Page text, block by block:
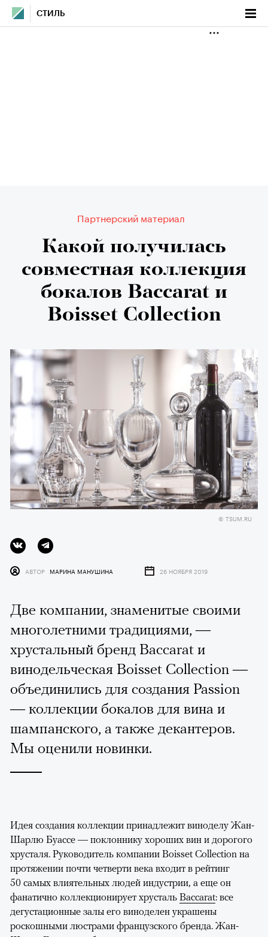
СТИЛЬ
Партнерский материал
Какой получилась
совместная коллекция
бокалов Baccarat и
Boisset Collection
© TSUM.RU
АВТОР МАРИНА МАНУШИНА 26 НОЯБРЯ 2019
Две компании, знаменитые своими
многолетними традициями, —
хрустальный бренд Baccarat и
винодельческая Boisset Collection —
объединились для создания Passion
— коллекции бокалов для вина и
шампанского, а также декантеров.
Мы оценили новинки.
Идея создания коллекции принадлежит виноделу Жан-
Шарлю Буассе — поклоннику хороших вин и дорогого
хрусталя. Руководитель компании Boisset Collection на
протяжении почти четверти века входит в рейтинг
50 самых влиятельных людей индустрии, а еще он
фанатично коллекционирует хрусталь Baccarat: все
дегустационные залы его виноделен украшены
роскошными люстрами французского бренда. Жан-